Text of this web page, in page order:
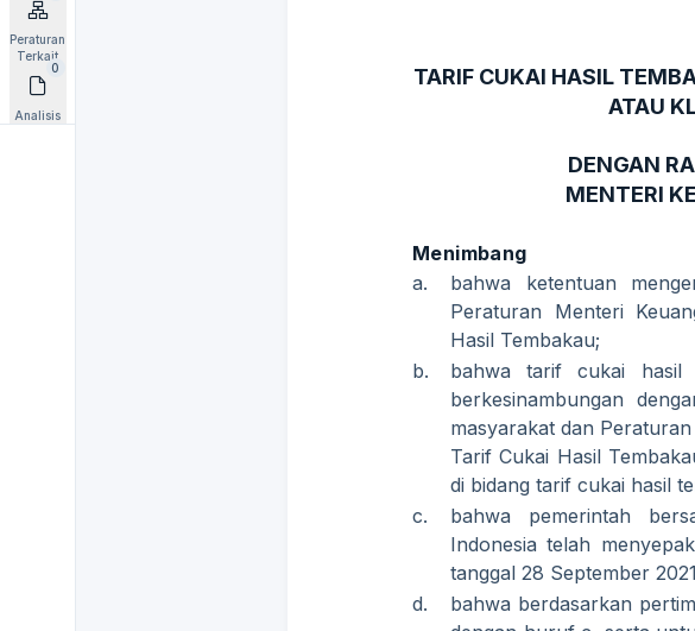
Peraturan
Terkait
0
Analisis
TARIF CUKAI HASIL
ATAU
DENGAN
MENTERI
Menimbang
a.
bahwa ketentuan
Peraturan Menteri
Hasil Tembakau;
b.
bahwa tarif cukai hasil
berkesinambungan
masyarakat dan
Tarif Cukai Hasil
di bidang tarif cukai hasil
c.
bahwa pemerintah
Indonesia telah
tanggal 28 September
d.
bahwa berdasarkan